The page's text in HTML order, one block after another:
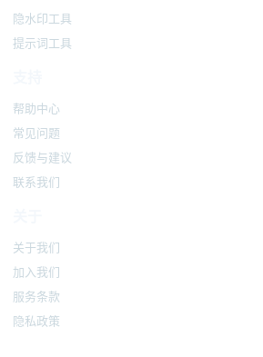
隐水印工具
提示词工具
帮助中心
常见问题
反馈与建议
联系我们
关于我们
加入我们
服务条款
隐私政策